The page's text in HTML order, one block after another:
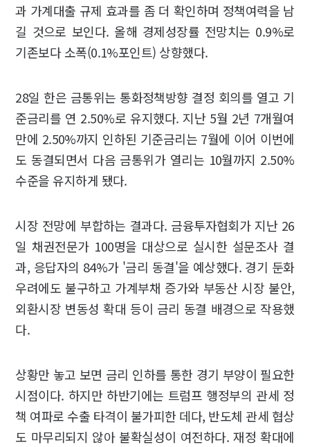
과 가계대출 규제 효과를 좀 더 확인하며 정책여력을 남
길 것으로 보인다. 올해 경제성장률 전망치는 0.9%로
기존보다 소폭(0.1%포인트) 상향했다.
28일 한은 금통위는 통화정책방향 결정 회의를 열고 기
준금리를 연 2.50%로 유지했다. 지난 5월 2년 7개월여
만에 2.50%까지 인하된 기준금리는 7월에 이어 이번에
도 동결되면서 다음 금통위가 열리는 10월까지 2.50%
수준을 유지하게 됐다.
시장 전망에 부합하는 결과다. 금융투자협회가 지난 26
일 채권전문가 100명을 대상으로 실시한 설문조사 결
과, 응답자의 84%가 '금리 동결'을 예상했다. 경기 둔화
우려에도 불구하고 가계부채 증가와 부동산 시장 불안,
외환시장 변동성 확대 등이 금리 동결 배경으로 작용했
다.
상황만 놓고 보면 금리 인하를 통한 경기 부양이 필요한
시점이다. 하지만 하반기에는 트럼프 행정부의 관세 정
책 여파로 수출 타격이 불가피한 데다, 반도체 관세 협상
도 마무리되지 않아 불확실성이 여전하다. 재정 확대에